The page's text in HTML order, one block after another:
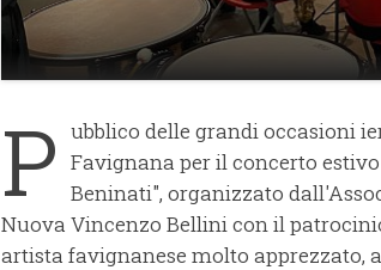
P ubblico delle grandi occasioni
Favignana per il concerto
Beninati", organizzato
Nuova Vincenzo Bellini con il
artista favignanese molto apprezzato,